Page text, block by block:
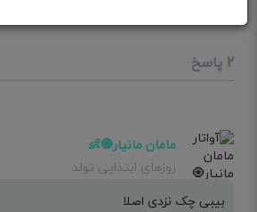
۲ پاسخ
مامان مانیار🧿👶
روزهای ابتدایی تولد
بیبی چک نزدی اصلا